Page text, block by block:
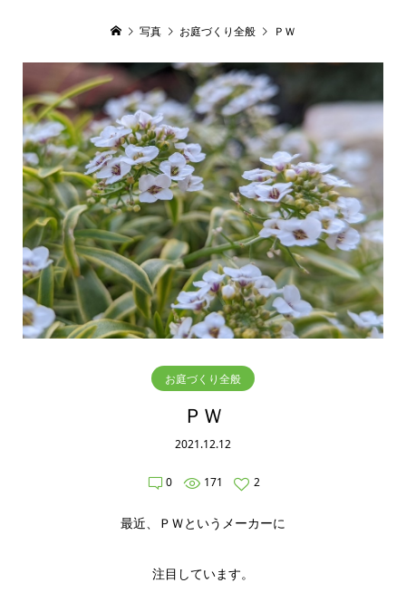
写真 お庭づくり全般 ＰＷ
お庭づくり全般
ＰＷ
2021.12.12
0 171 2
最近、ＰＷというメーカーに
注目しています。